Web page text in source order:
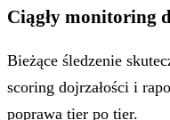
Ciągły monitoring
Bieżące śledzenie
scoring dojrzałości i
poprawa tier po tier.